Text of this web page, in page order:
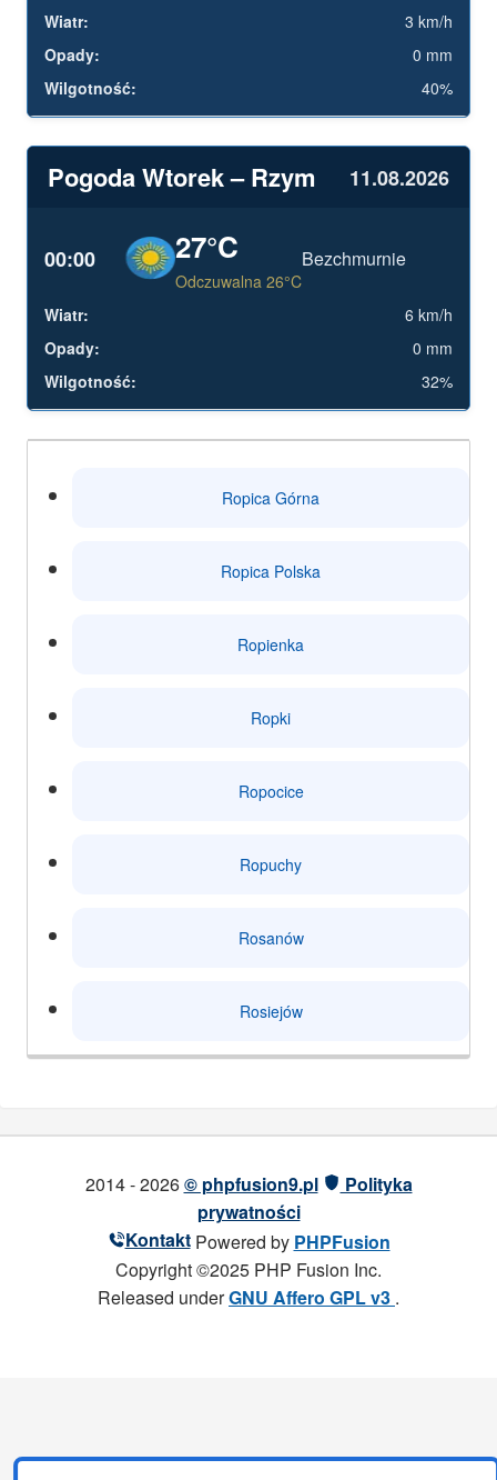
3 km/h
0 mm
40%
Pogoda Wtorek – Rzym 11.08.2026
00:00 27°C
Odczuwalna 26°C
Bezchmurnie
6 km/h
0 mm
32%
Ropica Górna
Ropica Polska
Ropienka
Ropki
Ropocice
Ropuchy
Rosanów
Rosiejów
2014 - 2026© phpfusion9.pl
Polityka
prywatności
KontaktPowered by PHPFusion
Copyright ©2025 PHP Fusion Inc.
Released underGNU Affero GPL v3 .